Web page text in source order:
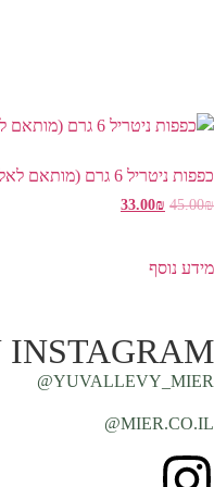
כפפות ניטריל 6 גרם (מותאם לאלרגיות) מידה L
45.00₪
33.00₪
מידע נוסף
INSTAGRAM
YUVALLEVY_MIER@
MIER.CO.IL@